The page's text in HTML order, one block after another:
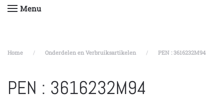
Menu
Home Onderdelen en Verbruiksartikelen PEN : 3616232M94
PEN : 3616232M94